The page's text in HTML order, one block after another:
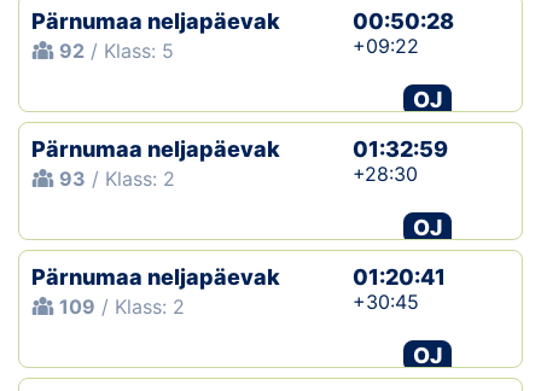
Pärnumaa neljapäevak
92 / Klass: 5
00:50:28
+09:22
OJ
Pärnumaa neljapäevak
93 / Klass: 2
01:32:59
+28:30
OJ
Pärnumaa neljapäevak
109 / Klass: 2
01:20:41
+30:45
OJ